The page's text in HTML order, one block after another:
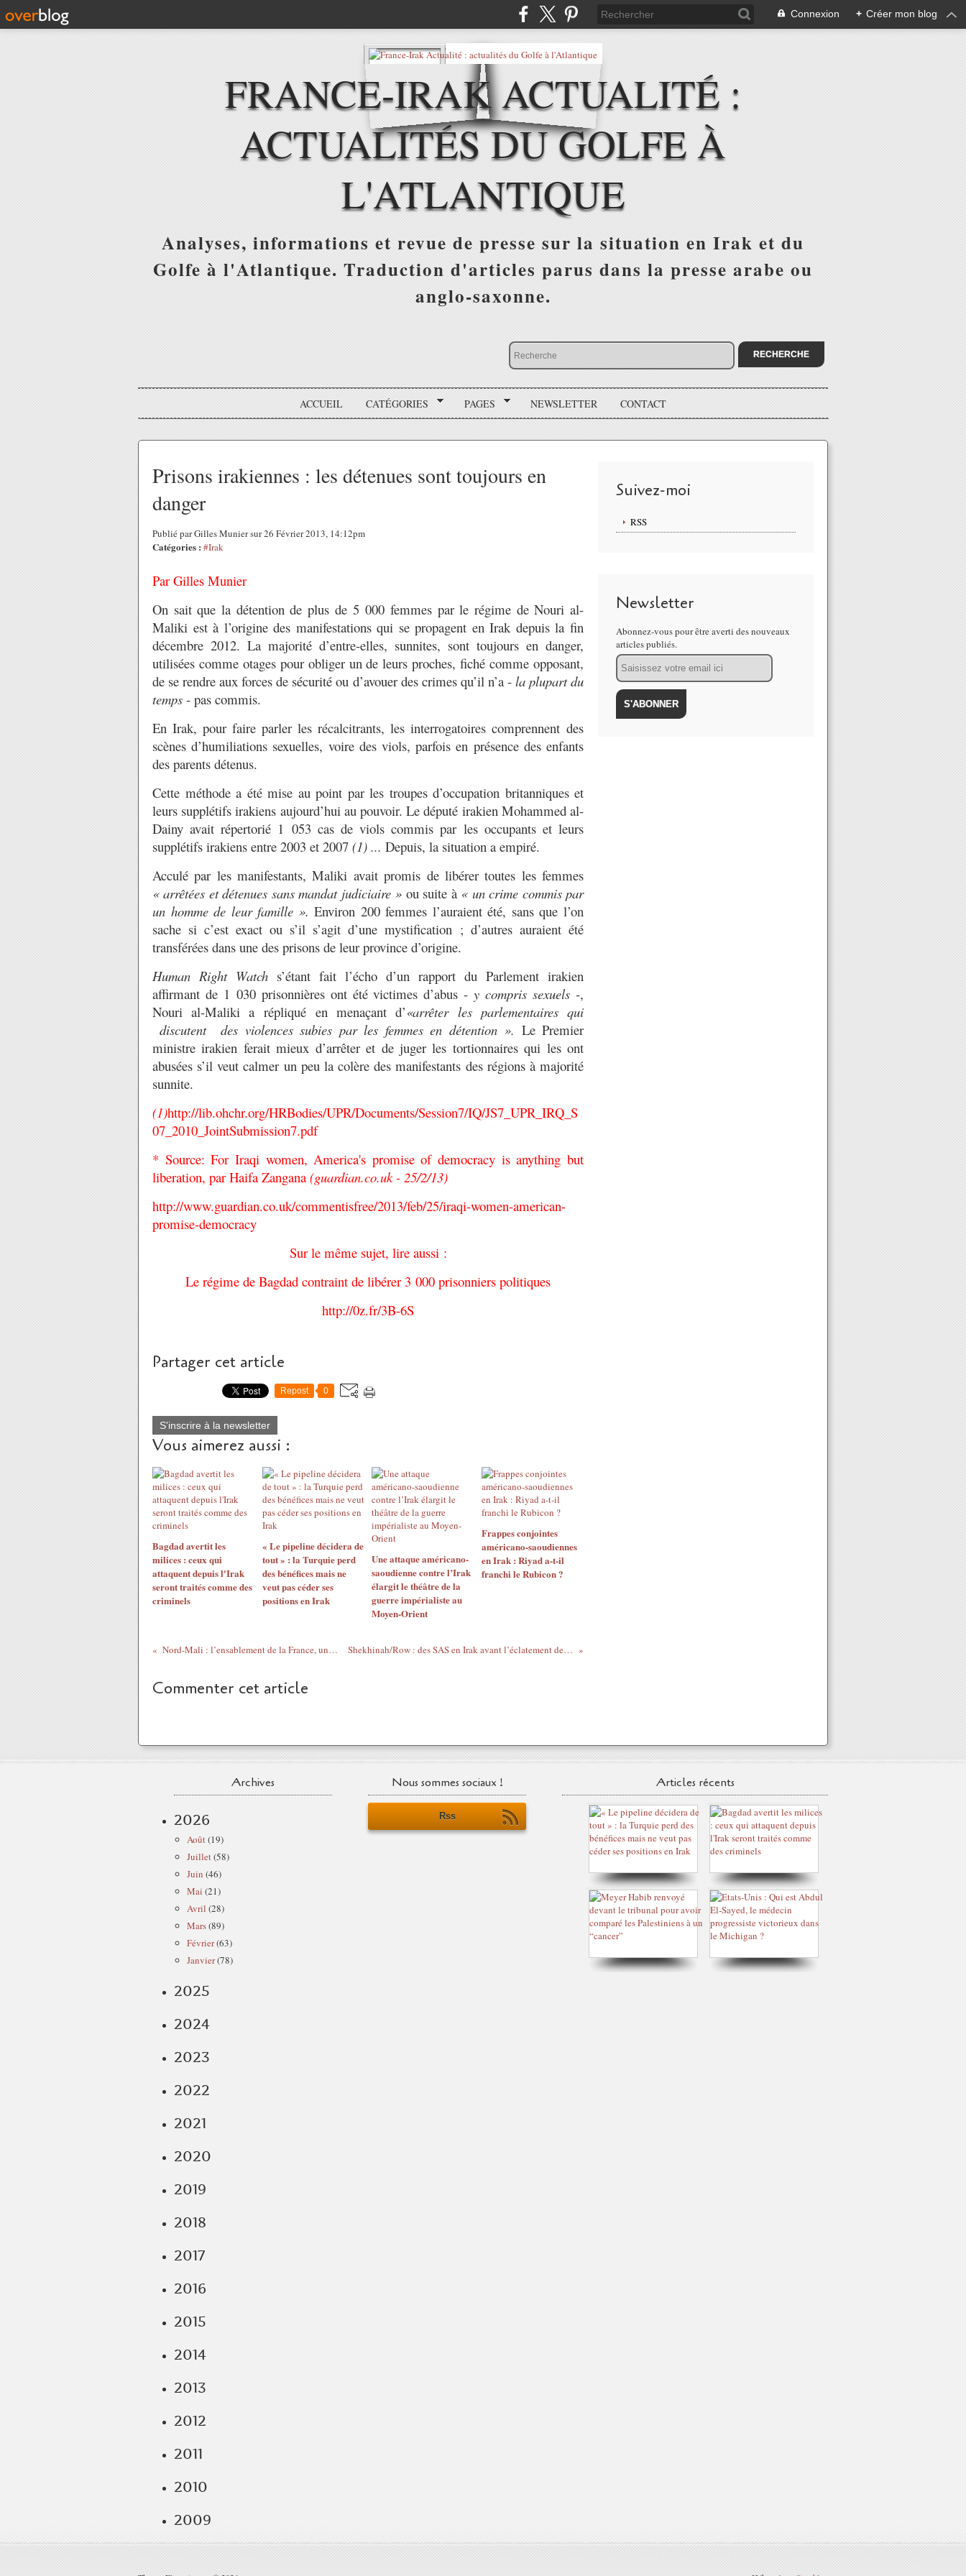
Connexion + Créer mon blog
FRANCE-IRAK ACTUALITÉ :
ACTUALITÉS DU GOLFE À
L'ATLANTIQUE
Analyses, informations et revue de presse sur la situation en Irak et du
Golfe à l'Atlantique. Traduction d'articles parus dans la presse arabe ou
anglo-saxonne.
ACCUEIL CATÉGORIES PAGES NEWSLETTER CONTACT
Prisons irakiennes : les détenues sont toujours en
danger
Publié par Gilles Munier sur 26 Février 2013, 14:12pm
Catégories : #Irak
Par Gilles Munier
On sait que la détention de plus de 5 000 femmes par le régime de Nouri al-
Maliki est à l’origine des manifestations qui se propagent en Irak depuis la fin
décembre 2012. La majorité d’entre-elles, sunnites, sont toujours en danger,
utilisées comme otages pour obliger un de leurs proches, fiché comme opposant,
de se rendre aux forces de sécurité ou d’avouer des crimes qu’il n’a - la plupart du
temps - pas commis.
En Irak, pour faire parler les récalcitrants, les interrogatoires comprennent des
scènes d’humiliations sexuelles, voire des viols, parfois en présence des enfants
des parents détenus.
Cette méthode a été mise au point par les troupes d’occupation britanniques et
leurs supplétifs irakiens aujourd’hui au pouvoir. Le député irakien Mohammed al-
Dainy avait répertorié 1 053 cas de viols commis par les occupants et leurs
supplétifs irakiens entre 2003 et 2007 (1) ... Depuis, la situation a empiré.
Acculé par les manifestants, Maliki avait promis de libérer toutes les femmes
« arrêtées et détenues sans mandat judiciaire » ou suite à « un crime commis par
un homme de leur famille ». Environ 200 femmes l’auraient été, sans que l’on
sache si c’est exact ou s’il s’agit d’une mystification ; d’autres auraient été
transférées dans une des prisons de leur province d’origine.
Human Right Watch s’étant fait l’écho d’un rapport du Parlement irakien
affirmant de 1 030 prisonnières ont été victimes d’abus -y compris sexuels -,
Nouri al-Maliki a répliqué en menaçant d’«arrêter les parlementaires qui
discutent
des violences subies par les femmes en détention ». Le Premier
ministre irakien ferait mieux d’arrêter et de juger les tortionnaires qui les ont
abusées s’il veut calmer un peu la colère des manifestants des régions à majorité
sunnite.
(1)http://lib.ohchr.org/HRBodies/UPR/Documents/Session7/IQ/JS7_UPR_IRQ_S
07_2010_JointSubmission7.pdf
* Source: For Iraqi women, America's promise of democracy is anything but
liberation, par Haifa Zangana (guardian.co.uk - 25/2/13)
http://www.guardian.co.uk/commentisfree/2013/feb/25/iraqi-women-american-
promise-democracy
Sur le même sujet, lire aussi :
Le régime de Bagdad contraint de libérer 3 000 prisonniers politiques
http://0z.fr/3B-6S
Partager cet article
Repost 0
S'inscrire à la newsletter
Vous aimerez aussi :
Bagdad avertit les
milices : ceux qui
attaquent depuis l'Irak
seront traités comme des
criminels
« Le pipeline décidera de
tout » : la Turquie perd
des bénéfices mais ne
veut pas céder ses
positions en Irak
Une attaque américano-
saoudienne contre l’Irak
élargit le théâtre de la
guerre impérialiste au
Moyen-Orient
Frappes conjointes
américano-saoudiennes
en Irak : Riyad a-t-il
franchi le Rubicon ?
Nord-Mali : l’ensablement de la France, une réalité qui se précise Shekhinah/Row : des SAS en Irak avant l’éclatement de la dernière guerre du Golfe
Commenter cet article
Suivez-moi
RSS
Newsletter
Abonnez-vous pour être averti des nouveaux
articles publiés.
Email
Archives
2026
Août(19)
Juillet(58)
Juin (46)
Mai (21)
Avril (28)
Mars(89)
Février(63)
Janvier(78)
2025
2024
2023
2022
2021
2020
2019
2018
2017
2016
2015
2014
2013
2012
2011
2010
2009
Nous sommes sociaux !
Rss
Articles récents